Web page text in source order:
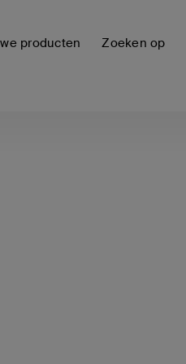
producten Zoeken op